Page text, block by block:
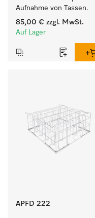
Aufnahme von Tassen.
85,00 € zzgl. MwSt.
Auf Lager
APFD 222